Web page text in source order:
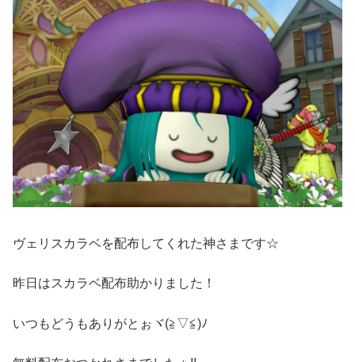
ヴェリスカラベを配布してくれた神さまです☆
昨日はスカラベ配布助かりました！
いつもどうもありがとぉヾ(≧▽≦)ﾉ